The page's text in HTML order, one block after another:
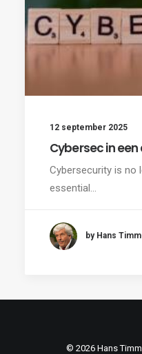
12 september 2025
Cybersec in
Cybersecurity is no
essential…
by Hans
© 2026 Hans